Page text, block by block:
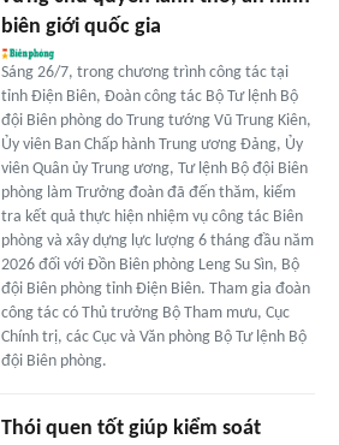
biên giới quốc gia
Sáng 26/7, trong chương trình công tác tại
tỉnh Điện Biên, Đoàn công tác Bộ Tư lệnh Bộ
đội Biên phòng do Trung tướng Vũ Trung Kiên,
Ủy viên Ban Chấp hành Trung ương Đảng, Ủy
viên Quân ủy Trung ương, Tư lệnh Bộ đội Biên
phòng làm Trưởng đoàn đã đến thăm, kiểm
tra kết quả thực hiện nhiệm vụ công tác Biên
phòng và xây dựng lực lượng 6 tháng đầu năm
2026 đối với Đồn Biên phòng Leng Su Sìn, Bộ
đội Biên phòng tỉnh Điện Biên. Tham gia đoàn
công tác có Thủ trưởng Bộ Tham mưu, Cục
Chính trị, các Cục và Văn phòng Bộ Tư lệnh Bộ
đội Biên phòng.
Thói quen tốt giúp kiểm soát